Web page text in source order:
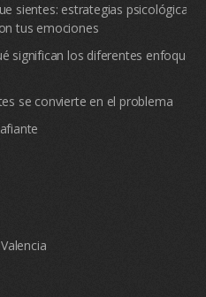
sientes: estrategias psicológicas
tus emociones
significan los diferentes enfoques
se convierte en el problema